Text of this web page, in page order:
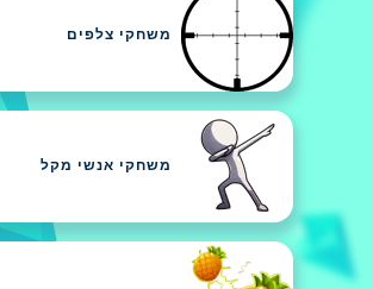
משחקי צלפים
משחקי אנשי מקל